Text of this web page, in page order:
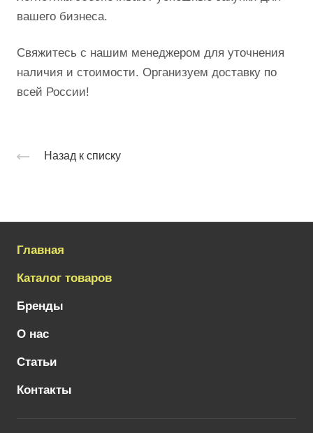
вашего бизнеса.
Свяжитесь с нашим менеджером для уточнения
наличия и стоимости. Организуем доставку по
всей России!
Назад к списку
Главная
Каталог товаров
Бренды
О нас
Статьи
Контакты